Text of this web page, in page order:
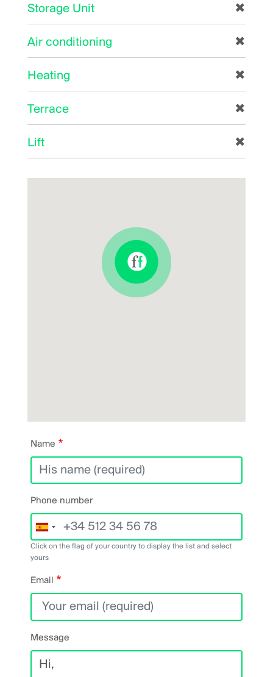
Storage Unit ✖
Air conditioning ✖
Heating ✖
Terrace ✖
Lift ✖
Name
Phone number
Click on the flag of your country to display the list and select
yours
Email
Message